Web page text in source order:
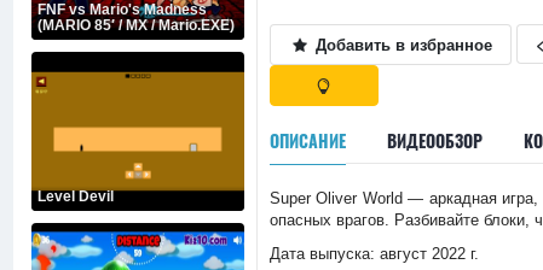
FNF vs Mario's Madness
(MARIO 85′ / MX / Mario.EXE)
Level Devil
Добавить в избранное
ОПИСАНИЕ ВИДЕООБЗОР
Super Oliver World — аркадная
опасных врагов. Разбивайте блоки,
Дата выпуска: август 2022 г.